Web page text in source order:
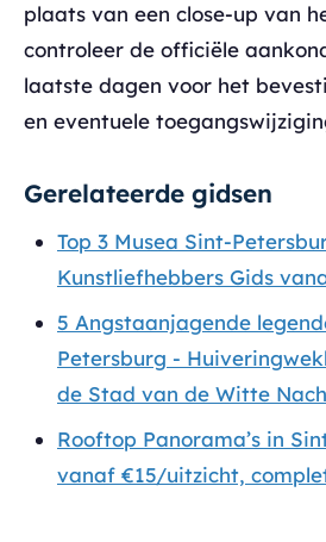
plaats van een close-up van
controleer de officiële
laatste dagen voor het
en eventuele
Gerelateerde gidsen
Top 3 Musea Sint-
Kunstliefhebbers Gids
5 Angstaanjagende
Petersburg -
de Stad van de Witte
Rooftop Panorama’s in
vanaf €15/uitzicht,